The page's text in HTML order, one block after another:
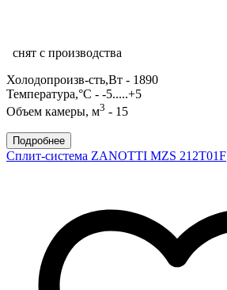
снят с производства
Холодопроизв-сть,Вт - 1890
Температура,°С - -5.....+5
Объем камеры, м3 - 15
Подробнее
Сплит-система ZANOTTI MZS 212T01F